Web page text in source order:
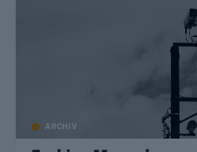
ARCHIV